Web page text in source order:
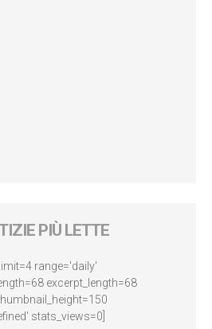
PIÙ LETTE
range='daily'
excerpt_length=68
stats_views=0]